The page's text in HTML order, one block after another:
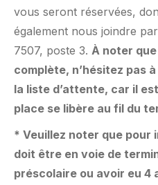
vous seront réservées,
également nous joindre
7507, poste 3. À noter
complète, n’hésitez pas
la liste d’attente, car il
place se libère au fil du
* Veuillez noter que
doit être en voie de
préscolaire ou avoir eu 4